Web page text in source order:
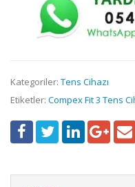
Kategoriler: Tens Cihazı
Etiketler: Compex Fit 3 Tens